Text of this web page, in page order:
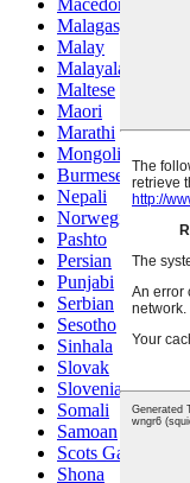
Macedonian
Malagasy
Malay
Malayalam
Maltese
Maori
Marathi
Mongolian
Burmese
Nepali
Norwegian
Pashto
Persian
Punjabi
Serbian
Sesotho
Sinhala
Slovak
Slovenian
Somali
Samoan
Scots Gaelic
Shona